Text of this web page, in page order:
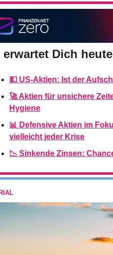
erwartet Dich heute
💵 US-Aktien: Ist der
🚀 Aktien für unsichere
Hygiene
📊 Defensive Aktien im
vielleicht jeder Krise
📉 Sinkende Zinsen: